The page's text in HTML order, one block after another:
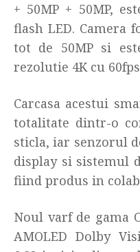
+ 50MP + 50MP,
flash LED. Camera
tot de 50MP si
rezolutie 4K cu
Carcasa acestui
totalitate dintr-o
sticla, iar senzorul
display si sistemul
fiind produs in
Noul varf de gama
AMOLED Dolby